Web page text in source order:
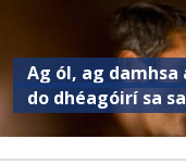
Ag ól, ag
do dhéagóirí sa